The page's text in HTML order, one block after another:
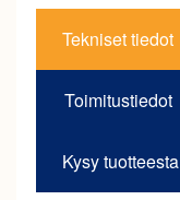
Tekniset tiedot
Toimitustiedot
Kysy tuotteesta